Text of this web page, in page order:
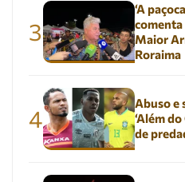
3
‘A
Maior
Roraima
4
Abuso e
‘Além
de